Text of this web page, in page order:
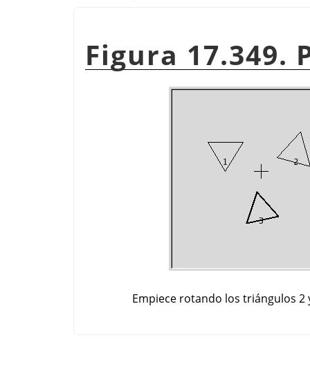
Figura 17.349.
Empiece rotando los triángulos